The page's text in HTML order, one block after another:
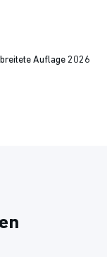
Auflage 2026